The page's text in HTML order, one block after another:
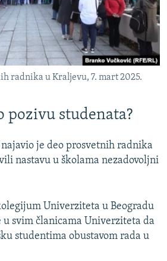
radnika u Kraljevu, 7. mart 2025.
pozivu studenata?
je deo prosvetnih radnika
nastavu u školama nezadovoljni
Univerziteta u Beogradu
u svim članicama Univerziteta da
studentima obustavom rada u